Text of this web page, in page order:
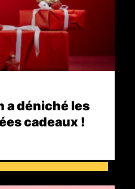
a déniché les
cadeaux !